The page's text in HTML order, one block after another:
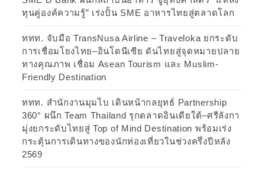
ทุนคู่องค์ความรู้” เร่งปั้น SME อาหารไทยสู่ตลาดโลก
ททท. จับมือ TransNusa Airline – Traveloka ยกระดับ
การเชื่อมโยงไทย–อินโดนีเซีย ดันไทยสู่จุดหมายปลาย
ทางคุณภาพ เชื่อม Asean Tourism และ Muslim-
Friendly Destination
ททท. สำนักงานมุมไบ เดินหน้ากลยุทธ์ Partnership
360° ผนึก Team Thailand รุกตลาดอินเดียใต้–ศรีลังกา
มุ่งยกระดับไทยสู่ Top of Mind Destination พร้อมเร่ง
กระตุ้นการเดินทางของนักท่องเที่ยวในช่วงครึ่งปีหลัง
2569